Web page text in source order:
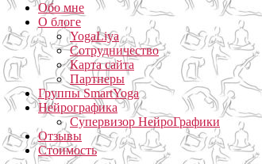
Обо мне
О блоге
YogaLiya
Сотрудничество
Карта сайта
Партнеры
Группы SmartYoga
Нейрографика
Супервизор НейроГрафики
Отзывы
Стоимость